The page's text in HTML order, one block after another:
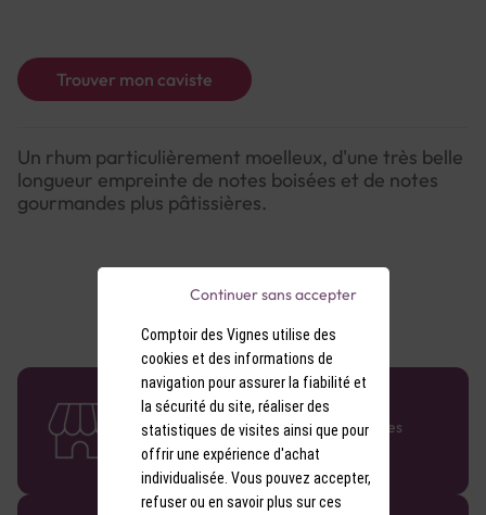
Trouver mon caviste
Un rhum particulièrement moelleux, d'une très belle
longueur empreinte de notes boisées et de notes
gourmandes plus pâtissières.
58 caves en France
Retrouvez le réseau Comptoir des Vignes
partout en France !
Comptoir des Vignes utilise des
cookies et des informations de
navigation pour assurer la fiabilité et
la sécurité du site, réaliser des
statistiques de visites ainsi que pour
offrir une expérience d'achat
individualisée. Vous pouvez accepter,
refuser ou en savoir plus sur ces
Continuer sans accepter